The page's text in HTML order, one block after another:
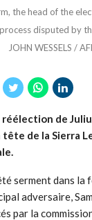
the head of the
disputed by
JOHN WESSELS /
de
tête de la Sierra
serment dans la
adversaire,
par la